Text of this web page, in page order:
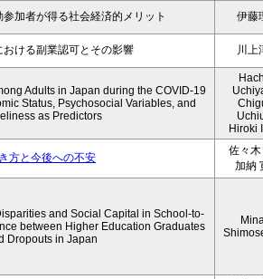
加者が得る社会経済的メリット 伊藤
おける副業認可とその影響 川上
Adults in Japan during the COVID-19
Status, Psychosocial Variables, and
as Predictors
Hiroki
方と今後への不安
佐々木
加納
and Social Capital in School-to-
between Higher Education Graduates
Dropouts in Japan